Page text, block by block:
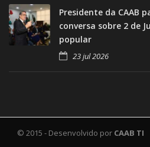
Presidente da CAAB
conversa sobre 2 de
popular
23 jul 2026
© 2015 - Desenvolvido por CAAB TI